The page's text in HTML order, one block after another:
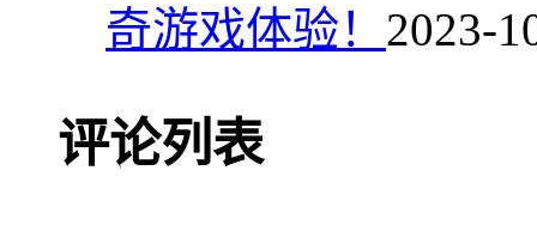
奇游戏体验！ 2023-
评论列表